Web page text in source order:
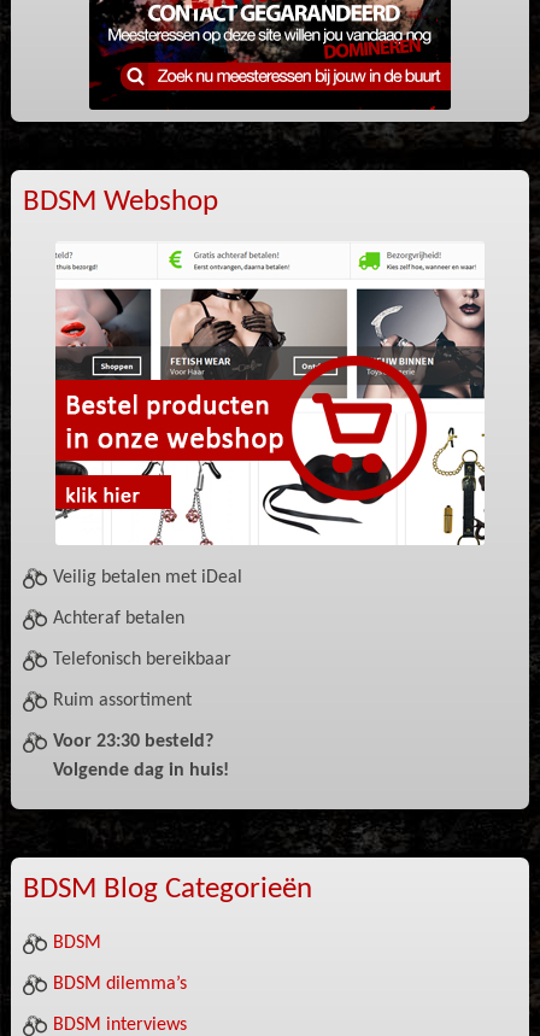
BDSM Webshop
Veilig betalen met iDeal
Achteraf betalen
Telefonisch bereikbaar
Ruim assortiment
Voor 23:30 besteld?
Volgende dag in huis!
BDSM Blog Categorieën
BDSM
BDSM dilemma’s
BDSM interviews